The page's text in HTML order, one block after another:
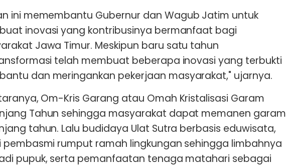
ini memembantu Gubernur dan Wagub Jatim untuk
inovasi yang kontribusinya bermanfaat bagi
Jawa Timur. Meskipun baru satu tahun
telah membuat beberapa inovasi yang terbukti
dan meringankan pekerjaan masyarakat," ujarnya.
Om-Kris Garang atau Omah Kristalisasi Garam
Tahun sehingga masyarakat dapat memanen garam
tahun. Lalu budidaya Ulat Sutra berbasis eduwisata,
pembasmi rumput ramah lingkungan sehingga limbahnya
pupuk, serta pemanfaatan tenaga matahari sebagai